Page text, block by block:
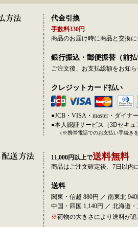
代金引換
手数料330円
商品のお届け時に商品と交換
銀行振込・郵便振替（前払
ご注文後、お支払総額をお知
クレジットカード払い
●JCB・VISA・master・ダイナ
●本人認証サービス（3Dセキ
（※携帯電話でのお支払い手続き
11,000円以上で送料無料
商品はご注文確定後、7日以内
送料
関東・信越 880円 ／ 南東北
中国・四国 1,140円 ／ 北海道
※荷物の大きさにより送料が